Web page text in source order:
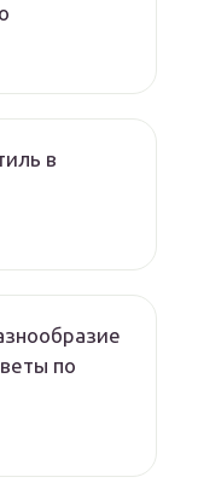
в
по